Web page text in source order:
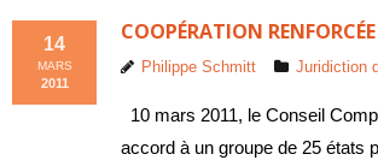
Le fondateur
Publications
Actualité
COOPÉRATION RENFORCÉE
14
MARS
2011
Philippe Schmitt Juridiction
10 mars 2011, le Conseil
accord à un groupe de 25 états